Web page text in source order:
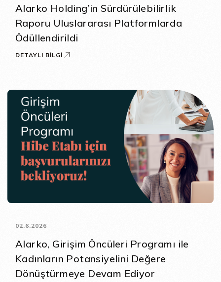
Alarko Holding’in Sürdürülebilirlik
Raporu Uluslararası Platformlarda
Ödüllendirildi
DETAYLI BILGI
02.6.2026
Alarko, Girişim Öncüleri Programı ile
Kadınların Potansiyelini Değere
Dönüştürmeye Devam Ediyor